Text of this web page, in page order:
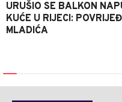
URUŠIO SE BALKON
KUĆE U RIJECI:
MLADIĆA